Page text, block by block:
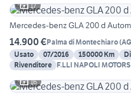
17
Mercedes-benz GLA 200 d
14.900 €Palma di Montechiaro(AG
Usato
07/2016 150000 Km
Rivenditore F.LLI NAPOLI MOTORS
16